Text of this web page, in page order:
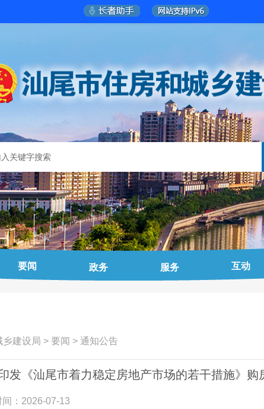
要闻 政务 服务 互动
乡建设局 > 要闻 > 通知公告
发《汕尾市着力稳定房地产市场的若干措施》购
： 2026-07-13